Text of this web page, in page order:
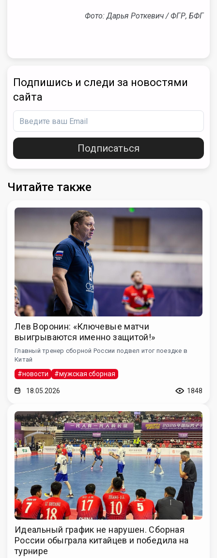
Фото: Дарья Роткевич / ФГР, БФГ
Подпишись и следи за новостями
сайта
Подписаться
Читайте также
Лев Воронин: «Ключевые матчи
выигрываются именно защитой!»
Главный тренер сборной России подвел итог поездке в
Китай
#новости #мужская сборная
18.05.2026 1848
Идеальный график не нарушен. Сборная
России обыграла китайцев и победила на
турнире